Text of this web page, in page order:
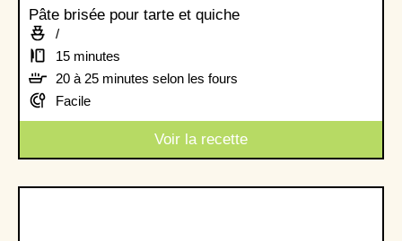
Pâte brisée pour tarte et quiche
/
15 minutes
20 à 25 minutes selon les fours
Facile
Voir la recette